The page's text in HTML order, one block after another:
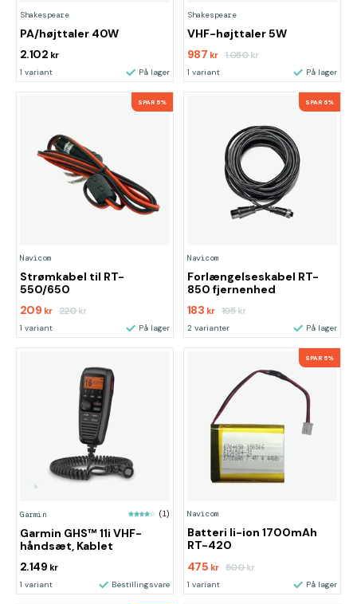
Shakespeare
PA/højttaler 40W
2.102 kr
1 variant På lager
Shakespeare
VHF-højttaler 5W
987 kr 1.050kr
1 variant På lager
SPAR 5%
Navicom
Strømkabel til RT-
550/650
209 kr 220kr
1 variant På lager
SPAR 6%
Navicom
Forlængelseskabel RT-
850 fjernenhed
183 kr 195kr
2 varianter På lager
Garmin (1)
Garmin GHS™ 11i VHF-
håndsæt, Kablet
2.149 kr
1 variant Bestillingsvare
SPAR 5%
Navicom
Batteri li-ion 1700mAh
RT-420
475 kr 500kr
1 variant På lager